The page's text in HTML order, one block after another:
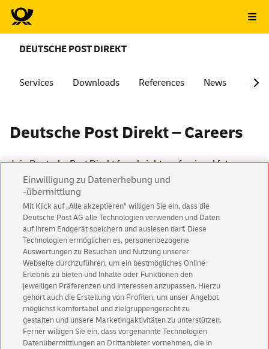
DEUTSCHE POST DIREKT
Services Downloads References News
Deutsche Post Direkt – Careers
Join Deutsche Post Direkt for a bright professional future
with exciting new challenges. As the Deutsche Post
subsidiary specializing in address management, we optimize
direct mail advertising and make it possible for that initial
customer dialog to take place.
Find out about your career opportunities at Deutsche Post
Direkt and have a look at even more current job vacancies at
DHL Grouphere.
Einwilligung zu Datenerhebung und
-übermittlung
Mit Klick auf „Alle akzeptieren” willigen Sie ein, dass die
Deutsche Post AG alle Technologien verwenden und Daten
auf Ihrem Endgerät speichern und auslesen darf. Diese
Technologien ermöglichen es, personenbezogene
Auswertungen zu Besuchen und Nutzung unserer
Webseite durchzuführen, um ein bestmögliches Online-
Erlebnis zu bieten und Inhalte oder Funktionen den
jeweiligen Präferenzen und Interessen anzupassen. Hierzu
gehört auch die Erstellung von Profilen, um unser Angebot
möglichst komfortabel und zielgruppengerecht zu
gestalten und unsere Marketingaktivitäten zu unterstützen.
Ferner willigen Sie ein, dass vorgenannte Technologien
Datenübermittlungen an Drittanbieter vornehmen, die in